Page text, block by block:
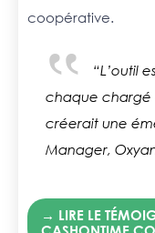
coopérative.
“L’outil
chaque chargé
créerait une
Manager,
→ LIRE LE